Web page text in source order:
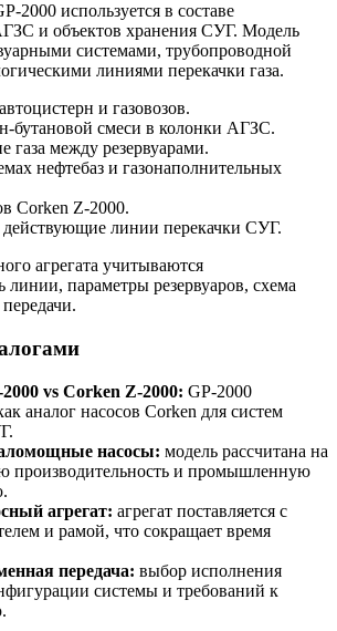
2000 используется в составе
и объектов хранения СУГ. Модель
системами, трубопроводной
линиями перекачки газа.
и газовозов.
бутановой смеси в колонки АГЗС.
газа между резервуарами.
нефтебаз и газонаполнительных
Corken Z-2000.
линии перекачки СУГ.
агрегата учитываются
линии, параметры резервуаров, схема
vs Corken Z-2000: GP-2000
аналог насосов Corken для систем
насосы: модель рассчитана на
производительность и промышленную
агрегат: агрегат поставляется с
и рамой, что сокращает время
передача: выбор исполнения
системы и требований к